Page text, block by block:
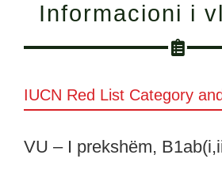
Informacioni i
IUCN Red List Category
VU – I prekshëm,